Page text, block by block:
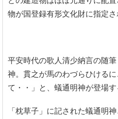
物が国登録有形文化財に指定さ
平安時代の歌人清少納言の随
神。貫之が馬のわづらひける
て・・」と、蟻通明神が登場す
「枕草子」に記された蟻通明